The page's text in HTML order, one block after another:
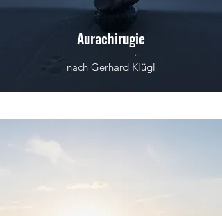
Aurachirugie
nach Gerhard Klügl